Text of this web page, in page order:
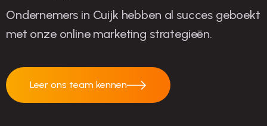
Ondernemers in Cuijk hebben al succes geboekt
met onze online marketing strategieën.
Leer ons team kennen